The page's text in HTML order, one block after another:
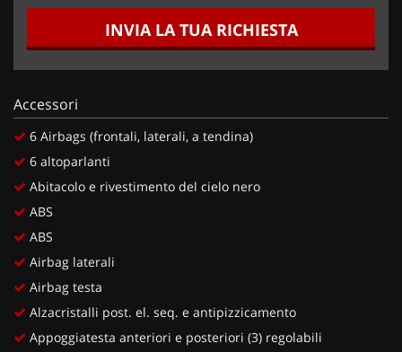
INVIA LA TUA RICHIESTA
Accessori
6 Airbags (frontali, laterali, a tendina)
6 altoparlanti
Abitacolo e rivestimento del cielo nero
ABS
ABS
Airbag laterali
Airbag testa
Alzacristalli post. el. seq. e antipizzicamento
Appoggiatesta anteriori e posteriori (3) regolabili